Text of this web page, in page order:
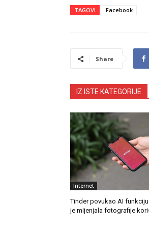
TAGOVI Facebook
Share
IZ ISTE KATEGORIJE
Internet
Tinder povukao AI
je mijenjala fotografije